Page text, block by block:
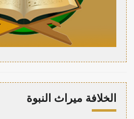
الخلافة ميراث النبوة